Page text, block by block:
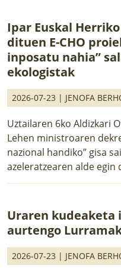
Ipar Euskal
dituen E-CHO
inposatu nahia”
ekologistak
2026-07-23 | JENOFA
Uztailaren 6ko Aldizkari
Lehen ministroaren
nazional handiko” gisa
azeleratzearen alde egin
Uraren kudeaketa
aurtengo
2026-07-23 | JENOFA